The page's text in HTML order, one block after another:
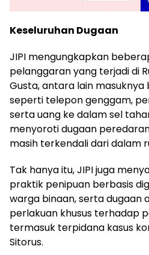
Keseluruhan Dugaan
JIPI mengungkapkan
pelanggaran yang terjadi di
Gusta, antara lain
seperti telepon genggam,
serta uang ke dalam sel
menyoroti dugaan
masih terkendali dari dalam
Tak hanya itu, JIPI juga
praktik penipuan berbasis
warga binaan, serta dugaan
perlakuan khusus terhadap
termasuk terpidana kasus
Sitorus.